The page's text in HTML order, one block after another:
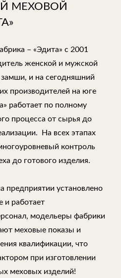
МЕХОВОЙ
– «Эдита» с 2001
женской и мужской
и на сегодняшний
производителей на юге
работает по полному
процесса от сырья до
На всех этапах
контроль
до готового изделия.
предприятии установлено
и работает
модельеры фабрики
меховые показы и
квалификации, что
при изготовлении
меховых изделий!